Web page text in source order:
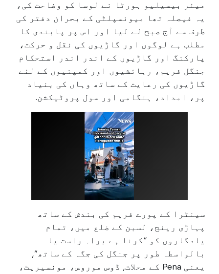
میئر بیسیلیو ہورٹا نے لوسا کو وضاحت کی،
یہ فیصلہ تھا میونسپلٹی کے بحران دفتر کی
طرف سے آج صبح لے لیا اور اس پر پابندی کا
مطلب ہے لوگوں اور گاڑیوں کی نقل و حرکت،
پارکنگ اور گاڑیوں کے اندر اندر استحکام
جنگل فریم، رہائشیوں اور کمپنیوں کے لئے
گاڑیوں کی رعایت کے ساتھ وہاں کی بنیاد
پر، امداد، ہنگامی اور سول پروٹیکشن.
سینٹرا کے پورے فریم کی بندش کے ساتھ
پہاڑی رینج، لسبن کے ضلع میں، تمام
یادگاروں کو “کرنا ہے براہ راست یا
بالواسطہ طور پر جنگل کی جگہ کے ساتھ”,
یعنی Pena کے محلات, ڈوس موروس، مونسیریٹ،